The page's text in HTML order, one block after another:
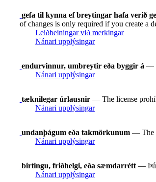
gefa til kynna ef breytingar hafa verið
of changes is only required if you create a
Leiðbeiningar við merkingar
Nánari upplýsingar
endurvinnur, umbreytir eða byggir á —
Nánari upplýsingar
tæknilegar úrlausnir — The license
Nánari upplýsingar
undanþágum eða takmörkunum — The
Nánari upplýsingar
birtingu, friðhelgi, eða sæmdarrétt — Þú
Nánari upplýsingar